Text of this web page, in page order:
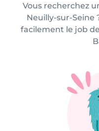
Vous recherchez
Neuilly-sur-Seine
facilement le job